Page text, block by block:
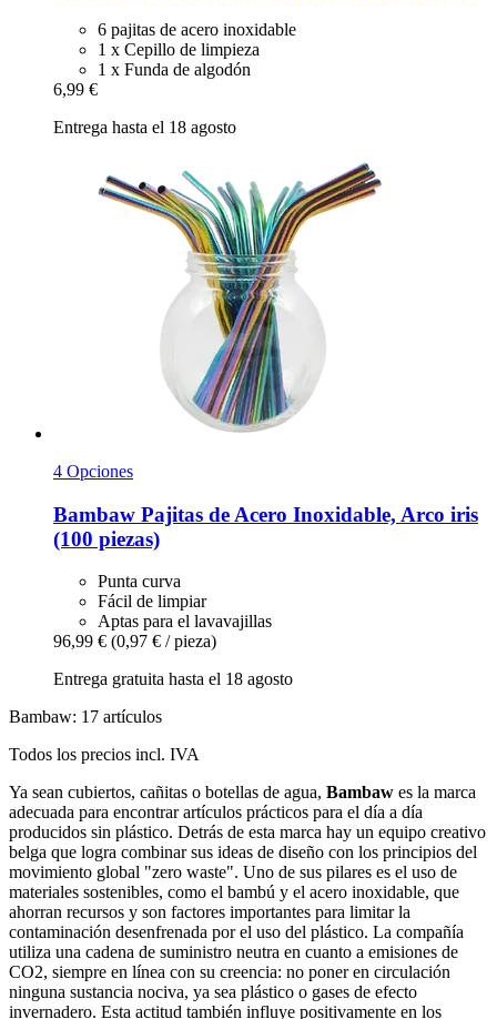
6 pajitas de acero inoxidable
1 x Cepillo de limpieza
1 x Funda de algodón
6,99 €
Entrega hasta el 18 agosto
4 Opciones
Bambaw Pajitas de Acero Inoxidable, Arco iris
(100 piezas)
Punta curva
Fácil de limpiar
Aptas para el lavavajillas
96,99 € (0,97 € / pieza)
Entrega gratuita hasta el 18 agosto
Bambaw: 17 artículos
Todos los precios incl. IVA
Ya sean cubiertos, cañitas o botellas de agua, Bambaw es la marca
adecuada para encontrar artículos prácticos para el día a día
producidos sin plástico. Detrás de esta marca hay un equipo creativo
belga que logra combinar sus ideas de diseño con los principios del
movimiento global "zero waste". Uno de sus pilares es el uso de
materiales sostenibles, como el bambú y el acero inoxidable, que
ahorran recursos y son factores importantes para limitar la
contaminación desenfrenada por el uso del plástico. La compañía
utiliza una cadena de suministro neutra en cuanto a emisiones de
CO2, siempre en línea con su creencia: no poner en circulación
ninguna sustancia nociva, ya sea plástico o gases de efecto
invernadero. Esta actitud también influye positivamente en los